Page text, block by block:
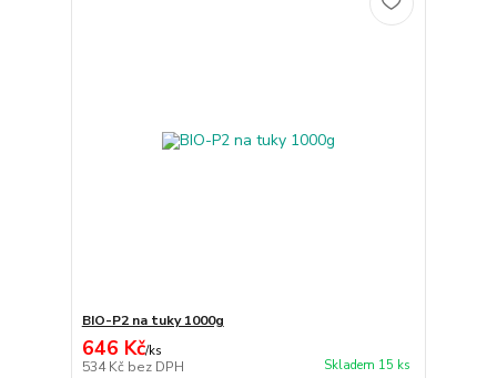
BIO-P2 na tuky 1000g
646 Kč/ks
534 Kč bez DPH Skladem 15 ks